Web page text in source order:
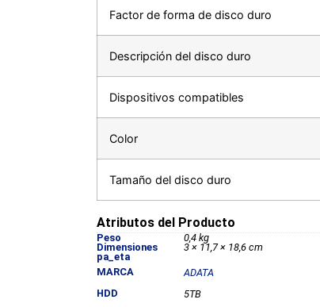
Factor de forma de disco duro
Descripción del disco duro
Dispositivos compatibles
Color
Tamaño del disco duro
Atributos del Producto
Peso
0,4 kg
Dimensiones
3 × 11,7 × 18,6 cm
pa_eta
MARCA
ADATA
HDD
5TB